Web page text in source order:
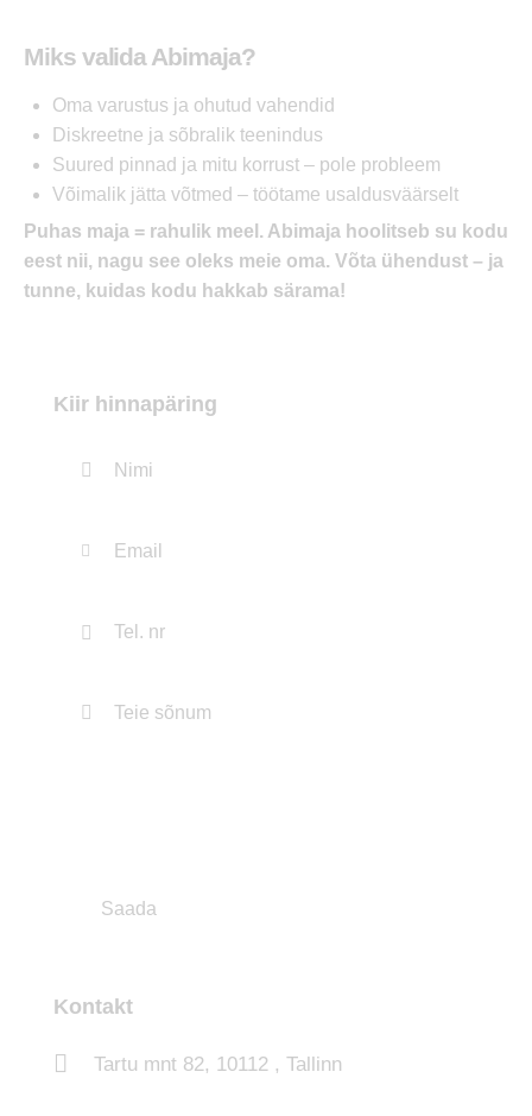
Miks valida Abimaja?
Oma varustus ja ohutud vahendid
Diskreetne ja sõbralik teenindus
Suured pinnad ja mitu korrust – pole probleem
Võimalik jätta võtmed – töötame usaldusväärselt
Puhas maja = rahulik meel. Abimaja hoolitseb su kodu
eest nii, nagu see oleks meie oma. Võta ühendust – ja
tunne, kuidas kodu hakkab särama!
Kiir hinnapäring
Kontakt
Tartu mnt 82, 10112 , Tallinn